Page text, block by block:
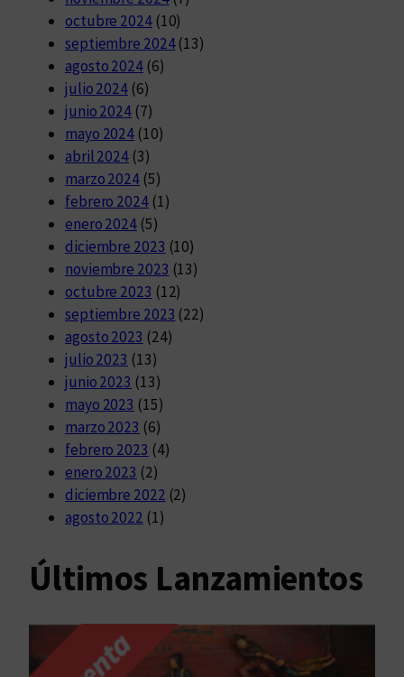
octubre 2024(10)
septiembre 2024(13)
agosto 2024(6)
julio 2024 (6)
junio 2024 (7)
mayo 2024 (10)
abril 2024 (3)
marzo 2024 (5)
febrero 2024(1)
enero 2024 (5)
diciembre 2023 (10)
noviembre 2023 (13)
octubre 2023 (12)
septiembre 2023 (22)
agosto 2023 (24)
julio 2023 (13)
junio 2023 (13)
mayo 2023 (15)
marzo 2023 (6)
febrero 2023 (4)
enero 2023 (2)
diciembre 2022 (2)
agosto 2022 (1)
Últimos Lanzamientos